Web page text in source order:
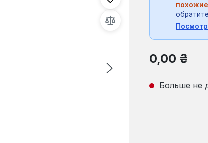
Обычная цена:
0,00 ₴
Больше не